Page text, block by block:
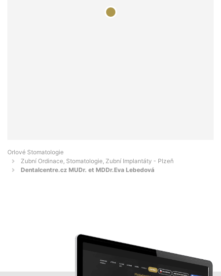
Orlové Stomatologie
Zubní Ordinace, Stomatologie, Zubní Implantáty - Plzeň
Dentalcentre.cz MUDr. et MDDr.Eva Lebedová